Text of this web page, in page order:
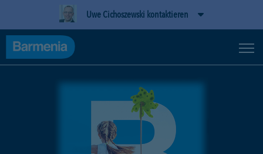
Uwe Cichoszewski kontaktieren